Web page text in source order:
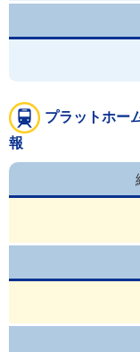
プラットホー
報